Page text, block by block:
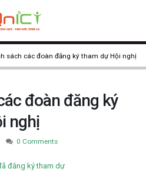
sách các đoàn đăng ký tham dự Hội nghị
đoàn đăng ký
nghị
0 Comments
đăng ký tham dự